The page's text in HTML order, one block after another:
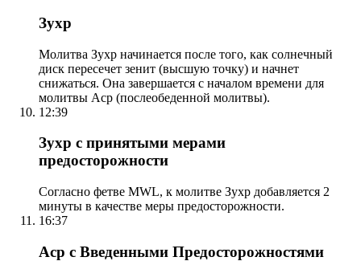
Зухр
Молитва Зухр начинается после того, как солнечный
диск пересечет зенит (высшую точку) и начнет
снижаться. Она завершается с началом времени для
молитвы Аср (послеобеденной молитвы).
12:39
Зухр с принятыми мерами
предосторожности
Согласно фетве MWL, к молитве Зухр добавляется 2
минуты в качестве меры предосторожности.
16:37
Аср с Введенными Предосторожностями